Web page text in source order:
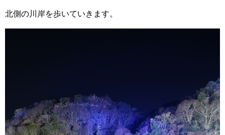
北側の川岸を歩いていきます。